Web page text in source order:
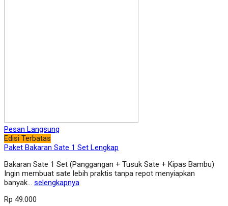
Pesan Langsung
Edisi Terbatas
Paket Bakaran Sate 1 Set Lengkap
Bakaran Sate 1 Set (Panggangan + Tusuk Sate + Kipas Bambu)
Ingin membuat sate lebih praktis tanpa repot menyiapkan
banyak… selengkapnya
Rp 49.000